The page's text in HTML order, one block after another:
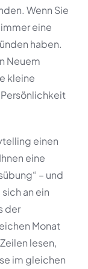
Wenn Sie
eine
haben.
Neuem
kleine
einen
eine
– und
an ein
der
Monat
lesen,
im gleichen